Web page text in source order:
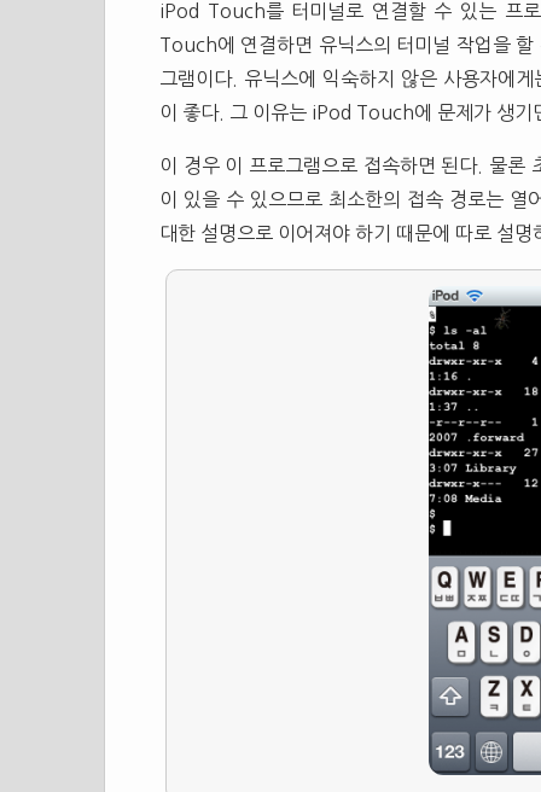
iPod Touch를 터미널로 연결할 수 있는 프
Touch에 연결하면 유닉스의 터미널 작업을
그램이다. 유닉스에 익숙하지 않은 사용자에
이 좋다. 그 이유는 iPod Touch에 문제가 생기
이 경우 이 프로그램으로 접속하면 된다. 물론
이 있을 수 있으므로 최소한의 접속 경로는
대한 설명으로 이어져야 하기 때문에 따로 설명